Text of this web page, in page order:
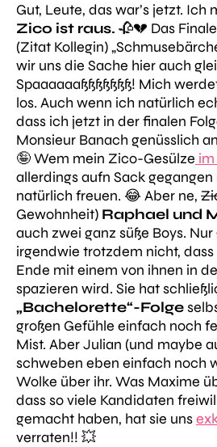
Gut, Leute, das war’s jetzt. Ich
Zico ist raus. 🥀💔 Das
(Zitat Kollegin)
wir uns die Sache hier auch
Spaaaaaaßßßßßßß! Mich
los. Auch wenn ich natürlich
dass ich jetzt in der finalen
Monsieur Banach genüsslich
🤪 Wem mein Zico-Gesülze
allerdings aufn Sack gegangen
natürlich freuen. 😂 Aber ne,
Gewohnheit) Raphael und
auch zwei ganz süße Boys.
irgendwie trotzdem nicht,
Ende mit einem von ihnen in
spazieren wird. Sie hat
„Bachelorette“-Folge
großen Gefühle einfach noch
Mist. Aber Julian (und maybe
schweben eben einfach noch
Wolke über ihr. Was Maxime
dass so viele Kandidaten
gemacht haben, hat sie uns
verraten!! 💥